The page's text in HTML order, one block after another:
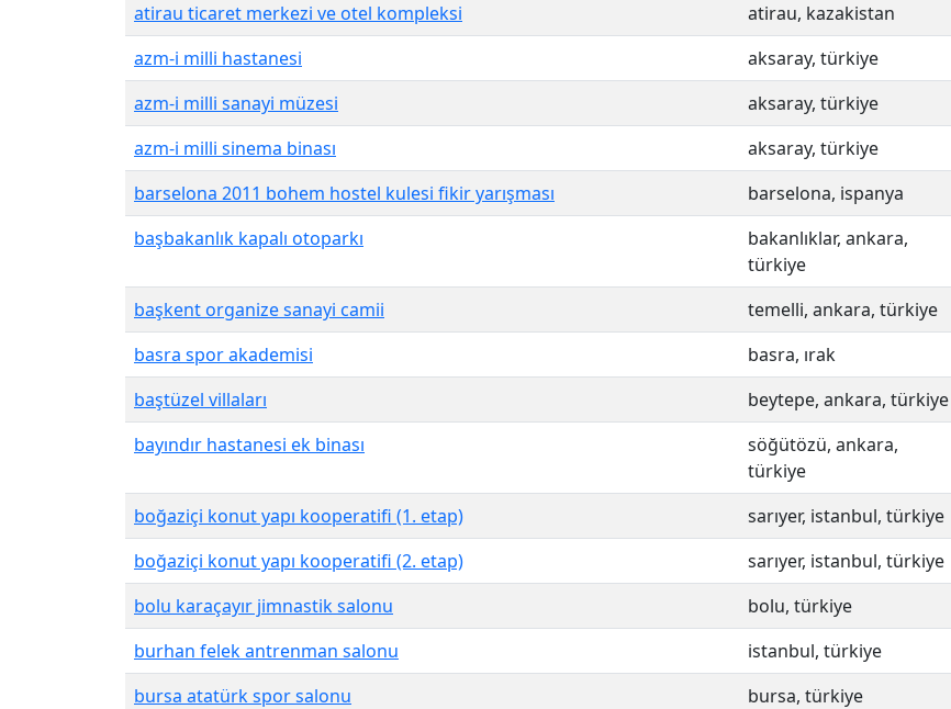
atirau ticaret merkezi ve otel kompleksi
atirau, kazakistan
azm-i milli hastanesi
aksaray, türkiye
azm-i milli sanayi müzesi
aksaray, türkiye
azm-i milli sinema binası
aksaray, türkiye
barselona 2011 bohem hostel kulesi fikir yarışması
barselona, ispanya
başbakanlık kapalı otoparkı
bakanlıklar, ankara,
türkiye
başkent organize sanayi camii temelli, ankara, türkiye
basra spor akademisi
basra, ırak
baştüzel villaları
beytepe, ankara, türkiye
bayındır hastanesi ek binası
söğütözü, ankara,
türkiye
boğaziçi konut yapı kooperatifi (1. etap) sarıyer, istanbul, türkiye
boğaziçi konut yapı kooperatifi (2. etap)
sarıyer, istanbul, türkiye
bolu karaçayır jimnastik salonu
bolu, türkiye
burhan felek antrenman salonu
istanbul, türkiye
bursa atatürk spor salonu
bursa, türkiye